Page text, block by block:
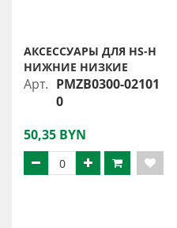
АКСЕССУАРЫ ДЛЯ HS-H
НИЖНИЕ НИЗКИЕ
Арт. PMZB0300-02101
0
50,35 BYN